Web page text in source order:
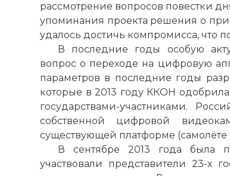
рассмотрение вопросов повестки
упоминания проекта решения о
удалось достичь компромисса, что
В последние годы особую
вопрос о переходе на цифровую
параметров в последние годы
которые в 2013 году ККОН
государствами-участниками.
собственной цифровой
существующей платформе (самолёте
В сентябре 2013 года была
участвовали представители 23-х